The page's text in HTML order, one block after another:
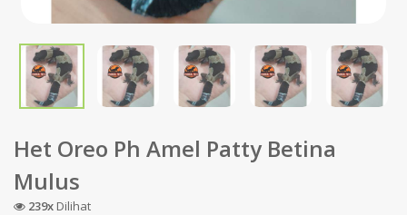
Het Oreo Ph Amel Patty Betina
Mulus
239x Dilihat